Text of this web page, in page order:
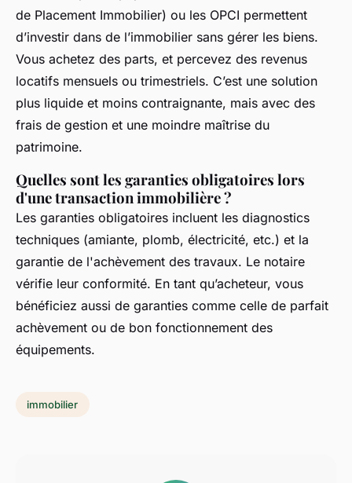
de Placement Immobilier) ou les OPCI permettent
d’investir dans de l’immobilier sans gérer les biens.
Vous achetez des parts, et percevez des revenus
locatifs mensuels ou trimestriels. C’est une solution
plus liquide et moins contraignante, mais avec des
frais de gestion et une moindre maîtrise du
patrimoine.
Quelles sont les garanties obligatoires lors
d'une transaction immobilière ?
Les garanties obligatoires incluent les diagnostics
techniques (amiante, plomb, électricité, etc.) et la
garantie de l'achèvement des travaux. Le notaire
vérifie leur conformité. En tant qu’acheteur, vous
bénéficiez aussi de garanties comme celle de parfait
achèvement ou de bon fonctionnement des
équipements.
immobilier